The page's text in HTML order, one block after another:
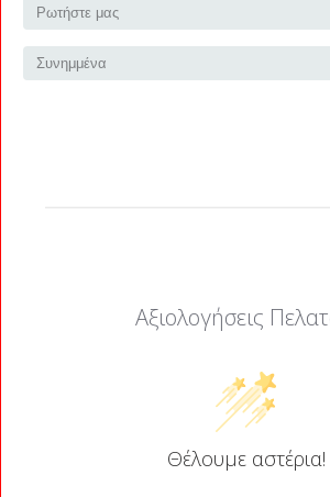
Ρωτήστε μας
Συνημμένα
Αξιολογήσεις
Θέλουμε αστέρια!